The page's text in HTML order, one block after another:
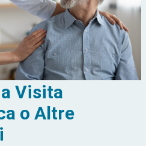
Visita
o Altre